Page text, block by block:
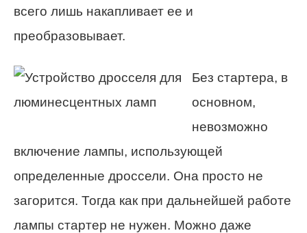
всего лишь накапливает ее и
преобразовывает.
Без стартера, в
основном,
невозможно
включение лампы, использующей
определенные дроссели. Она просто не
загорится. Тогда как при дальнейшей работе
лампы стартер не нужен. Можно даже